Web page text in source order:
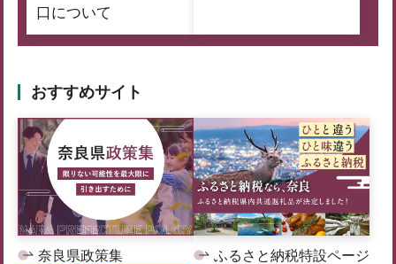
口について
おすすめサイト
奈良県政策集 ふるさと納税特設ページ